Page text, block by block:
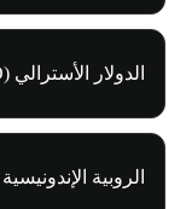
الدولار الأسترالي (AUD)
الروبية الإندونيسية